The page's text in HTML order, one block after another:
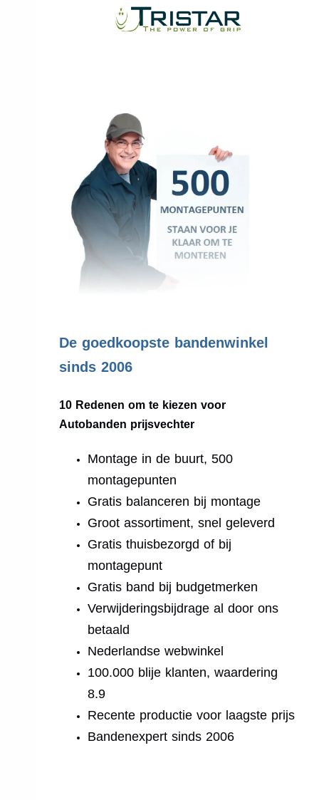
De goedkoopste bandenwinkel
sinds 2006
10 Redenen om te kiezen voor
Autobanden prijsvechter
Montage in de buurt, 500
montagepunten
Gratis balanceren bij montage
Groot assortiment, snel geleverd
Gratis thuisbezorgd of bij
montagepunt
Gratis band bij budgetmerken
Verwijderingsbijdrage al door ons
betaald
Nederlandse webwinkel
100.000 blije klanten, waardering
8.9
Recente productie voor laagste prijs
Bandenexpert sinds 2006